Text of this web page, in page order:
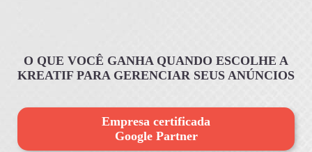
O QUE VOCÊ GANHA QUANDO ESCOLHE A
KREATIF PARA GERENCIAR SEUS ANÚNCIOS
Empresa certificada
Google Partner